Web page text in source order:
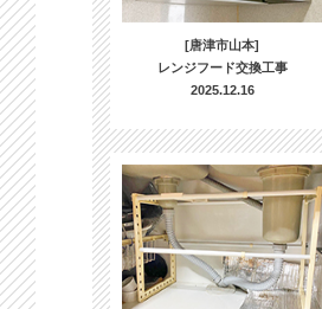
[唐津市山本]
レンジフード交換工事
2025.12.16